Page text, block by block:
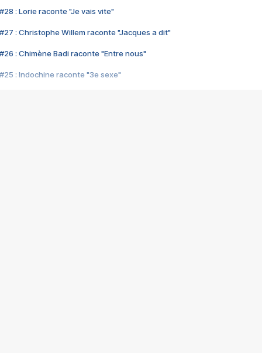
#28 : Lorie raconte "Je vais vite"
#27 : Christophe Willem raconte "Jacques a dit"
#26 : Chimène Badi raconte "Entre nous"
#25 : Indochine raconte "3e sexe"